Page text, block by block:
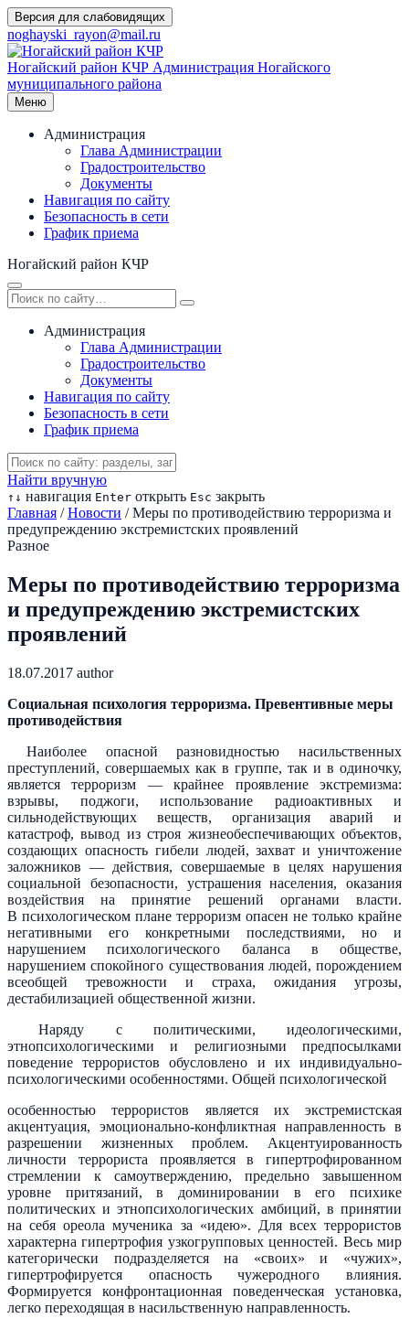
Перейти
к
содержимому
Версия для слабовидящих
noghayski_rayon@mail.ru
Ногайский район КЧР Администрация Ногайского
муниципального района
Меню
Администрация
Глава Администрации
Градостроительство
Документы
Навигация по сайту
Безопасность в сети
График приема
Ногайский район КЧР
Администрация
Глава Администрации
Градостроительство
Документы
Навигация по сайту
Безопасность в сети
График приема
Найти вручную
↑ ↓ навигация Enter открыть Esc закрыть
Главная / Новости / Меры по противодействию терроризма и
предупреждению экстремистских проявлений
Разное
Меры по противодействию терроризма
и предупреждению экстремистских
проявлений
18.07.2017 author
Социальная психология терроризма. Превентивные меры
противодействия
Наиболее опасной разновидностью насильственных
преступлений, совершаемых как в группе, так и в одиночку,
является терроризм — крайнее проявление экстремизма:
взрывы, поджоги, использование радиоактивных и
сильнодействующих веществ, организация аварий и
катастроф, вывод из строя жизнеобеспечивающих объектов,
создающих опасность гибели людей, захват и уничтожение
заложников — действия, совершаемые в целях нарушения
социальной безопасности, устрашения населения, оказания
воздействия на принятие решений органами власти.
В психологическом плане терроризм опасен не только крайне
негативными его конкретными последствиями, но и
нарушением психологического баланса в обществе,
нарушением спокойного существования людей, порождением
всеобщей тревожности и страха, ожидания угрозы,
дестабилизацией общественной жизни.
Наряду с политическими, идеологическими,
этнопсихологическими и религиозными предпосылками
поведение террористов обусловлено и их индивидуально-
психологическими особенностями. Общей психологической
особенностью террористов является их экстремистская
акцентуация, эмоционально-конфликтная направленность в
разрешении жизненных проблем. Акцентуированность
личности террориста проявляется в гипертрофированном
стремлении к самоутверждению, предельно завышенном
уровне притязаний, в доминировании в его психике
политических и этнопсихологических амбиций, в принятии
на себя ореола мученика за «идею». Для всех террористов
характерна гипертрофия узкогрупповых ценностей. Весь мир
категорически подразделяется на «своих» и «чужих»,
гипертрофируется опасность чужеродного влияния.
Формируется конфронтационная поведенческая установка,
легко переходящая в насильственную направленность.